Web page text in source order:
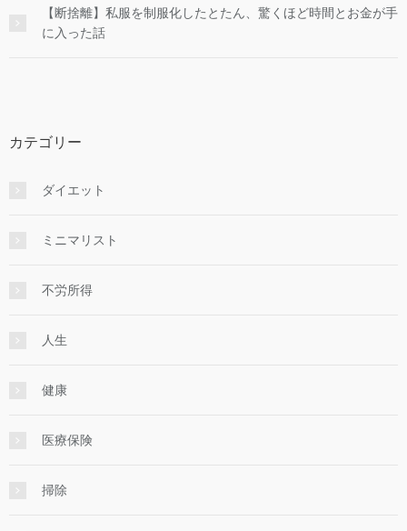
【断捨離】私服を制服化したとたん、驚くほど時間とお金が手
に入った話
カテゴリー
ダイエット
ミニマリスト
不労所得
人生
健康
医療保険
掃除